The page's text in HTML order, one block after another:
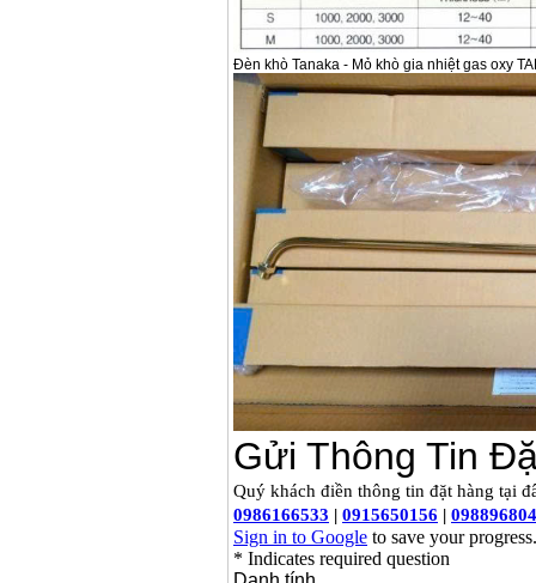
Đèn khò Tanaka - Mỏ khò gia nhiệt gas oxy